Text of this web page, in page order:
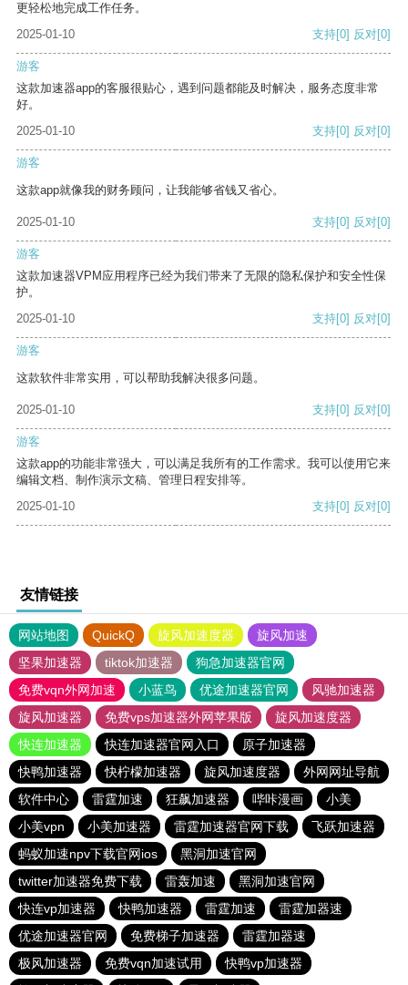
更轻松地完成工作任务。
2025-01-10
支持[0] 反对[0]
游客
这款加速器app的客服很贴心，遇到问题都能及时解决，服务态度非常
好。
2025-01-10
支持[0] 反对[0]
游客
这款app就像我的财务顾问，让我能够省钱又省心。
2025-01-10 支持[0] 反对[0]
游客
这款加速器VPM应用程序已经为我们带来了无限的隐私保护和安全性保
护。
2025-01-10
支持[0] 反对[0]
游客
这款软件非常实用，可以帮助我解决很多问题。
2025-01-10 支持[0] 反对[0]
游客
这款app的功能非常强大，可以满足我所有的工作需求。我可以使用它来
编辑文档、制作演示文稿、管理日程安排等。
2025-01-10
支持[0] 反对[0]
友情链接
网站地图 QuickQ 旋风加速度器
旋风加速
坚果加速器
tiktok加速器
狗急加速器官网
免费vqn外网加速
小蓝鸟 优途加速器官网
风驰加速器
旋风加速器
免费vps加速器外网苹果版
旋风加速度器
快连加速器
快连加速器官网入口
原子加速器
快鸭加速器
快柠檬加速器 旋风加速度器
外网网址导航
软件中心
雷霆加速 狂飙加速器 哔咔漫画
小美
小美vpn
小美加速器 雷霆加速器官网下载
飞跃加速器
蚂蚁加速npv下载官网ios
黑洞加速官网
twitter加速器免费下载
雷轰加速
黑洞加速官网
快连vp加速器
快鸭加速器 雷霆加速
雷霆加器速
优途加速器官网
免费梯子加速器
雷霆加器速
极风加速器
免费vqn加速试用
快鸭vp加速器